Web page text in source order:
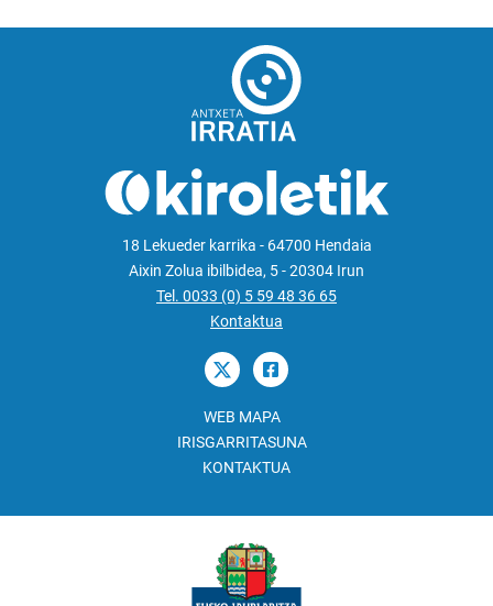
18 Lekueder karrika - 64700 Hendaia
Aixin Zolua ibilbidea, 5 - 20304 Irun
Tel. 0033 (0) 5 59 48 36 65
Kontaktua
WEB MAPA
IRISGARRITASUNA
KONTAKTUA